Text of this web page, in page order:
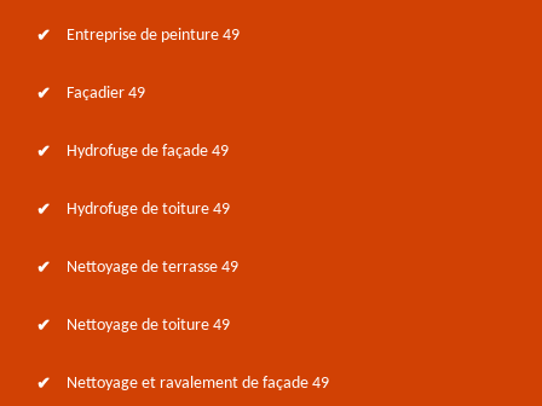
Entreprise de peinture 49
Façadier 49
Hydrofuge de façade 49
Hydrofuge de toiture 49
Nettoyage de terrasse 49
Nettoyage de toiture 49
Nettoyage et ravalement de façade 49